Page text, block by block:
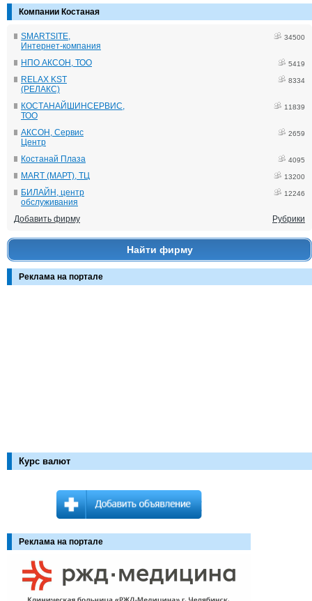
Компании Костаная
SMARTSITE,
Интернет-компания
34500
НПО АКСОН, ТОО 5419
RELAX KST
(РЕЛАКС)
8334
КОСТАНАЙШИНСЕРВИС,
ТОО
11839
АКСОН, Сервис
Центр
2659
Костанай Плаза 4095
MART (МАРТ), ТЦ 13200
БИЛАЙН, центр
обслуживания
12246
Добавить фирму Рубрики
Найти фирму
Реклама на портале
Курс валют
Реклама на портале